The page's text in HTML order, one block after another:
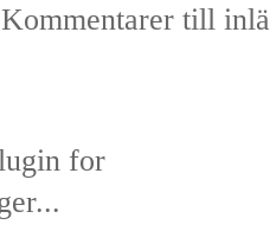
Kommentarer till